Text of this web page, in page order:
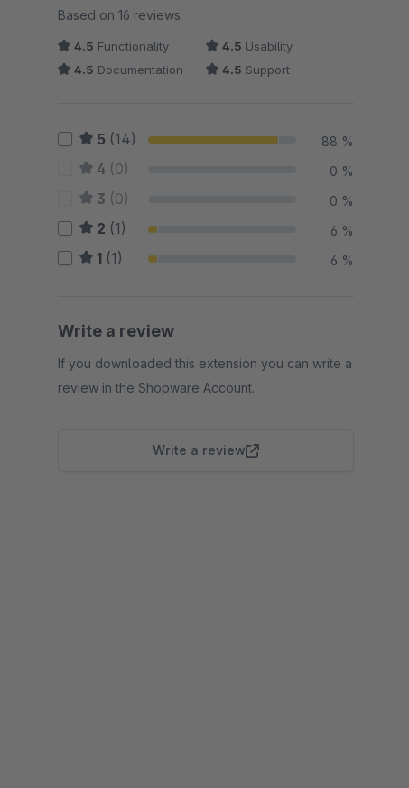
Average rating of 4.53 out of 5 stars
Based on 16 reviews
4.5 Functionality 4.5 Usability
4.5 Documentation 4.5 Support
5 (14) 88 %
4 (0) 0 %
3 (0) 0 %
2 (1) 6 %
1 (1) 6 %
Write a review
If you downloaded this extension you can write a
review in the Shopware Account.
Write a review